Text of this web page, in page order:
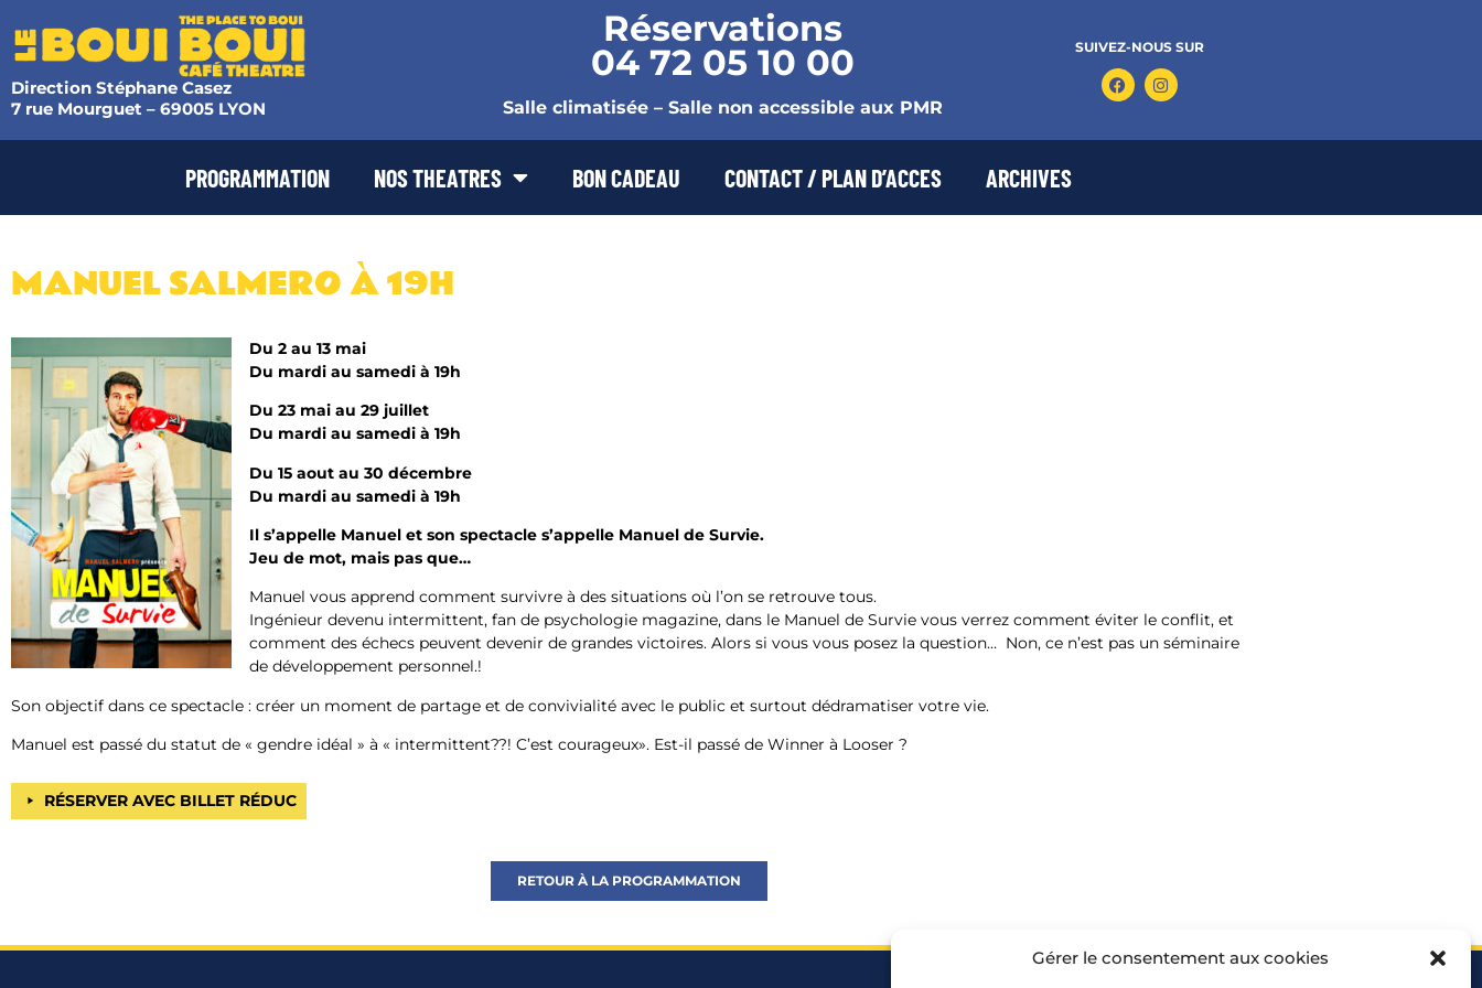
Gérer le consentement aux cookies
Direction Stéphane Casez
7 rue Mourguet – 69005 LYON
Réservations
04 72 05 10 00
Salle climatisée – Salle non accessible aux PMR
SUIVEZ-NOUS SUR
PROGRAMMATION NOS THEATRES BON CADEAU CONTACT / PLAN D’ACCES ARCHIVES
MANUEL SALMERO À 19H
Du 2 au 13 mai
Du mardi au samedi à 19h
Du 23 mai au 29 juillet
Du mardi au samedi à 19h
Du 15 aout au 30 décembre
Du mardi au samedi à 19h
Il s’appelle Manuel et son spectacle s’appelle Manuel de Survie.
Jeu de mot, mais pas que…
Manuel vous apprend comment survivre à des situations où l’on se retrouve tous.
Ingénieur devenu intermittent, fan de psychologie magazine, dans le Manuel de Survie vous verrez comment éviter le conflit, et
comment des échecs peuvent devenir de grandes victoires. Alors si vous vous posez la question… Non, ce n’est pas un séminaire
de développement personnel.!
Son objectif dans ce spectacle : créer un moment de partage et de convivialité avec le public et surtout dédramatiser votre vie.
Manuel est passé du statut de « gendre idéal » à « intermittent??! C’est courageux». Est-il passé de Winner à Looser ?
RÉSERVER AVEC BILLET RÉDUC
RETOUR À LA PROGRAMMATION